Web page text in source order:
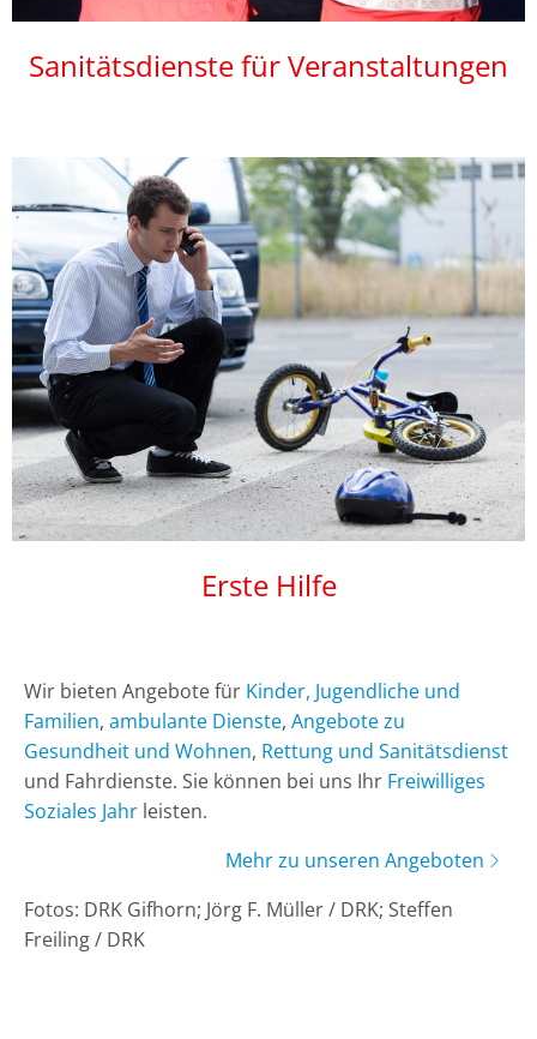
Sanitätsdienste für Veranstaltungen
Erste Hilfe
Wir bieten Angebote für Kinder, Jugendliche und
Familien, ambulante Dienste, Angebote zu
Gesundheit und Wohnen, Rettung und Sanitätsdienst
und Fahrdienste. Sie können bei uns Ihr Freiwilliges
Soziales Jahr leisten.
Mehr zu unseren Angeboten
Fotos: DRK Gifhorn; Jörg F. Müller / DRK; Steffen
Freiling / DRK